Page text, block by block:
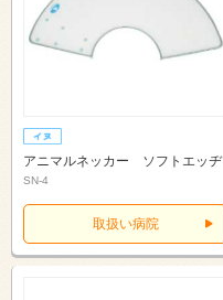
アニマルネッカー ソフトエッヂ
SN-4
取扱い病院